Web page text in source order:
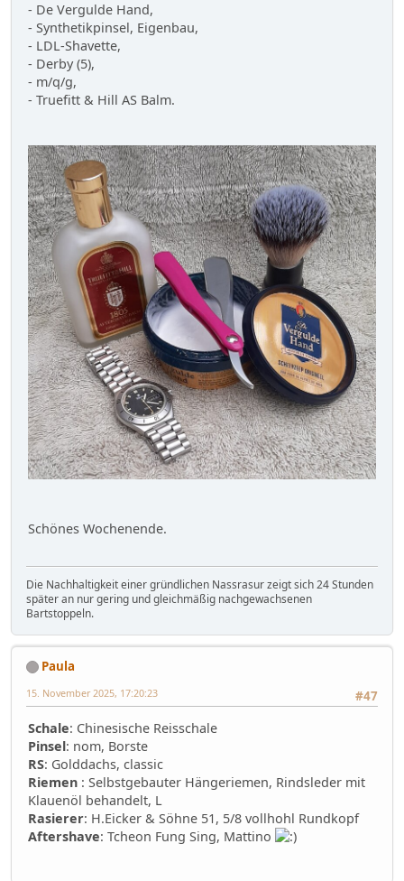
- De Vergulde Hand,
- Synthetikpinsel, Eigenbau,
- LDL-Shavette,
- Derby (5),
- m/q/g,
- Truefitt & Hill AS Balm.
Schönes Wochenende.
Die Nachhaltigkeit einer gründlichen Nassrasur zeigt sich 24 Stunden
später an nur gering und gleichmäßig nachgewachsenen
Bartstoppeln.
Paula
#47
15. November 2025, 17:20:23
Schale: Chinesische Reisschale
Pinsel: nom, Borste
RS: Golddachs, classic
Riemen : Selbstgebauter Hängeriemen, Rindsleder mit
Klauenöl behandelt, L
Rasierer: H.Eicker & Söhne 51, 5/8 vollhohl Rundkopf
Aftershave: Tcheon Fung Sing, Mattino